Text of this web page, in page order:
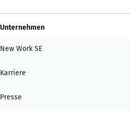
Unternehmen
New Work SE
Karriere
Presse